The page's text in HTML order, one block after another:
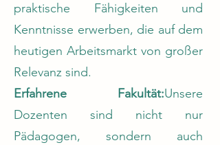
praktische Fähigkeiten und
Kenntnisse erwerben, die auf dem
heutigen Arbeitsmarkt von großer
Relevanz sind.
Erfahrene Fakultät:Unsere
Dozenten sind nicht nur
Pädagogen, sondern auch